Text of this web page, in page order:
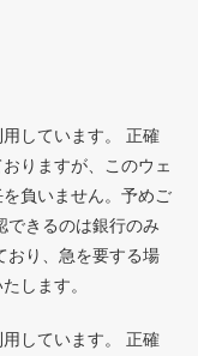
しています。 正確
りますが、このウェ
負いません。予めご
できるのは銀行のみ
おり、急を要する場
します。
しています。 正確